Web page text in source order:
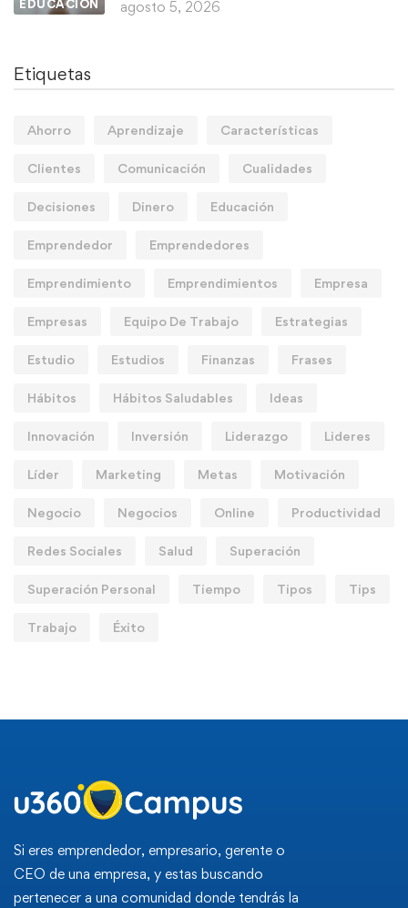
EDUCACIÓN agosto 5, 2026
Etiquetas
Ahorro Aprendizaje Características
Clientes Comunicación Cualidades
Decisiones Dinero Educación
Emprendedor Emprendedores
Emprendimiento Emprendimientos Empresa
Empresas Equipo De Trabajo Estrategias
Estudio Estudios Finanzas Frases
Hábitos Hábitos Saludables Ideas
Innovación Inversión Liderazgo Lideres
Líder Marketing Metas Motivación
Negocio Negocios Online Productividad
Redes Sociales Salud Superación
Superación Personal Tiempo Tipos Tips
Trabajo Éxito
Si eres emprendedor, empresario, gerente o
CEO de una empresa, y estas buscando
pertenecer a una comunidad donde tendrás la